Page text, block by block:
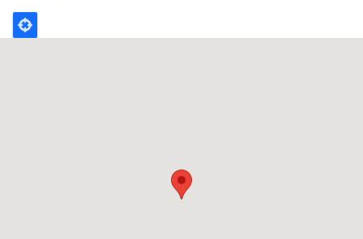
Poligono
GEO